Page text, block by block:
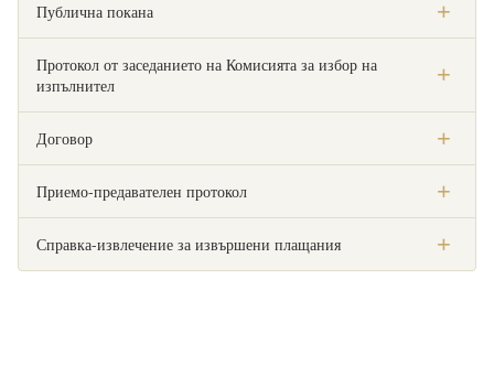
Публична покана
Протокол от заседанието на Комисията за избор на
изпълнител
Договор
Приемо-предавателен протокол
Справка-извлечение за извършени плащания